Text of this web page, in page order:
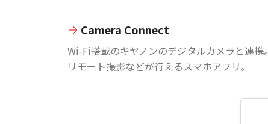
Camera Connect
Wi-Fi搭載のキヤノンのデジタルカメラと連携。
リモート撮影などが行えるスマホアプリ。